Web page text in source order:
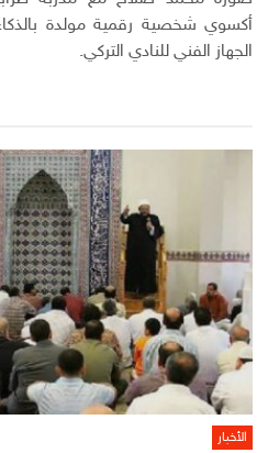
أكسوي شخصية رقمية مولدة
الجهاز الفني للنادي التركي.
الأخبار